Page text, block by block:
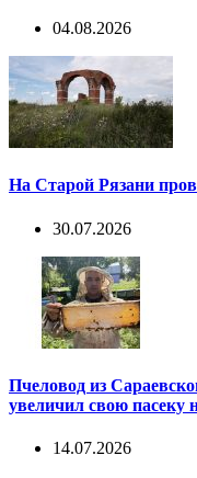
04.08.2026
На Старой Рязани
30.07.2026
Пчеловод из
увеличил свою пасеку
14.07.2026